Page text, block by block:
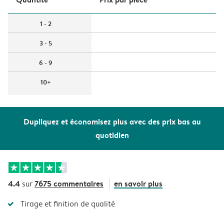
Dupliquez et économisez plus avec des prix bas au
quotidien
1 - 2
3 - 5
6 - 9
10+
4.4 sur7675 commentaires en savoir plus
Tirage et finition de qualité